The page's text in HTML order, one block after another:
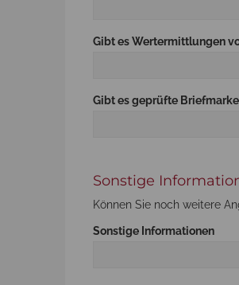
Gibt es Wertermittlungen
Gibt es geprüfte
Sonstige
Können Sie noch weitere
Sonstige Informationen